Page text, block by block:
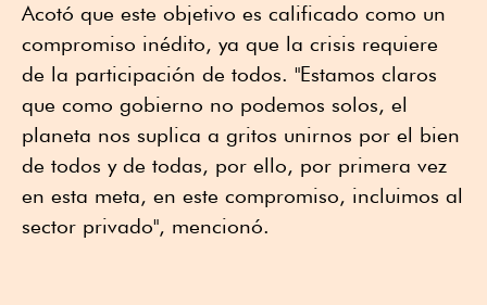
Acotó que este objetivo es calificado como un
compromiso inédito, ya que la crisis requiere
de la participación de todos. "Estamos claros
que como gobierno no podemos solos, el
planeta nos suplica a gritos unirnos por el bien
de todos y de todas, por ello, por primera vez
en esta meta, en este compromiso, incluimos al
sector privado", mencionó.